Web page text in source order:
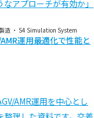
アプローチが有効か」
造 ・ S4 Simulation System
運用最適化で性能と
AMR運用を中心とし